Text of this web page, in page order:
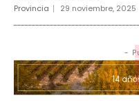
Provincia 29 noviembre, 2025
-